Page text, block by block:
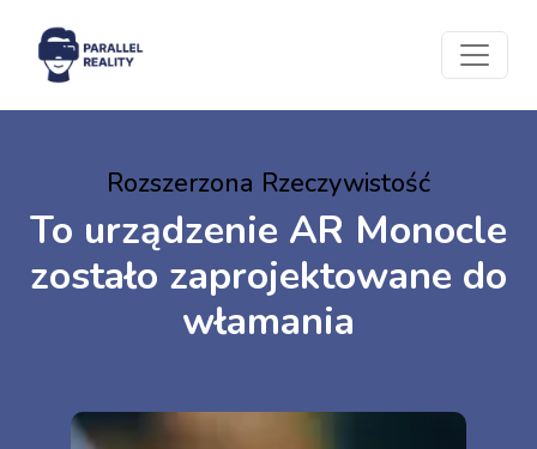
Rozszerzona Rzeczywistość
To urządzenie AR Monocle
zostało zaprojektowane do
włamania